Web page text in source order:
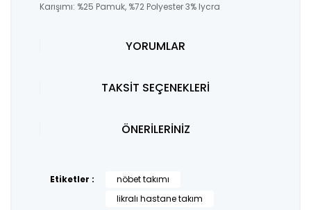
Karışımı: %25 Pamuk, %72 Polyester 3% lycra
YORUMLAR
TAKSİT SEÇENEKLERİ
ÖNERİLERİNİZ
Etiketler :
nöbet takımı
likralı hastane takım